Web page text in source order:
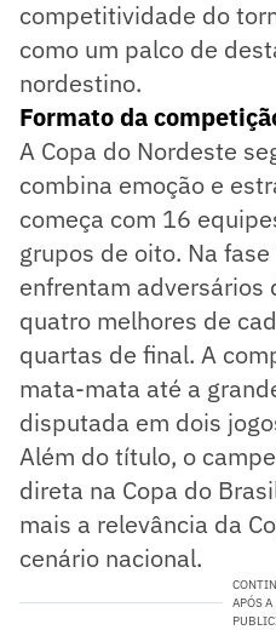
competitividade do
como um palco de
nordestino.
Formato da
A Copa do Nordeste
combina emoção e
começa com 16
grupos de oito. Na
enfrentam adversários
quatro melhores de
quartas de final. A
mata-mata até a
disputada em dois
Além do título, o
direta na Copa do
mais a relevância da
cenário nacional.
APÓS A